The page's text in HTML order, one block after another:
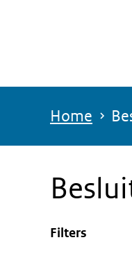
de
gaanHome
Filters